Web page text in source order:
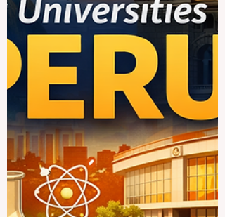
prefiera aprender y del tipo de carrera que
quiera construir en el futuro. Aun así, en
Tanzania hay varias universidades que
destacan por su historia, su
reconocimiento oficial, su variedad
académica, su reputación pú